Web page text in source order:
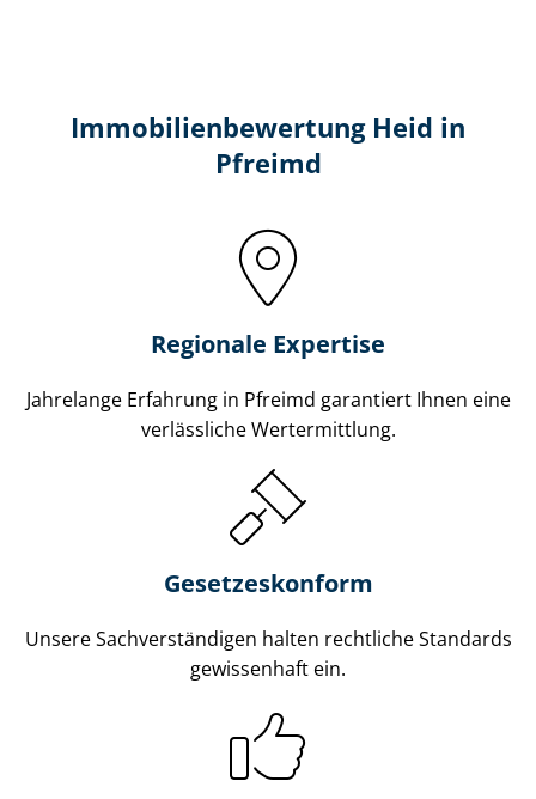
Immobilien­bewertung Heid in
Pfreimd
Regionale Expertise
Jahrelange Erfahrung in Pfreimd garantiert Ihnen eine
verlässliche Wertermittlung.
Gesetzes­konform
Unsere Sach­ver­stän­di­gen halten rechtliche Standards
gewissenhaft ein.